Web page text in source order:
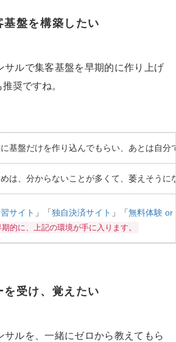
盤を構築したい
サルで集客基盤を早期的に作り上げ
奨ですね。
基盤だけを作り込んでもらい、あとは自分
は、分からないことが多くて、萎えそうに
サイト 」「独自決済サイト 」「無料体験 or
的に、上記の環境が手に入ります。
受け、覚えたい
サルを、一緒にゼロから教えてもら